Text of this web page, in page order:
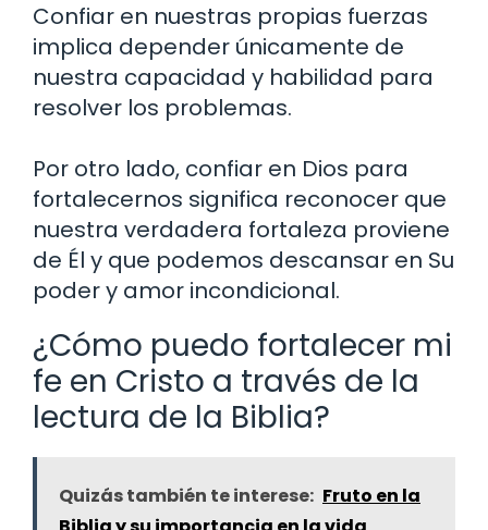
Confiar en nuestras propias fuerzas
implica depender únicamente de
nuestra capacidad y habilidad para
resolver los problemas.
Por otro lado, confiar en Dios para
fortalecernos significa reconocer que
nuestra verdadera fortaleza proviene
de Él y que podemos descansar en Su
poder y amor incondicional.
¿Cómo puedo fortalecer mi
fe en Cristo a través de la
lectura de la Biblia?
Quizás también te interese: Fruto en la